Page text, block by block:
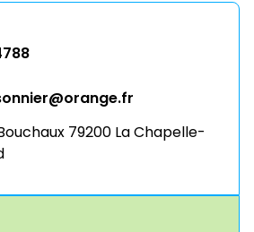
79200 La Chapelle-